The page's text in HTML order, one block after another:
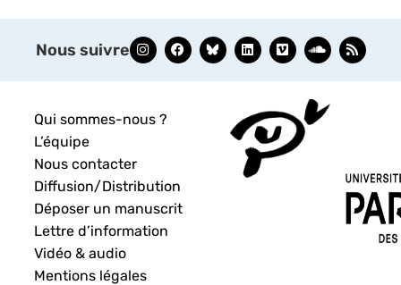
Nous suivre
Qui sommes-nous ?
L’équipe
Nous contacter
Diffusion/Distribution
Déposer un manuscrit
Lettre d’information
Vidéo & audio
Mentions légales